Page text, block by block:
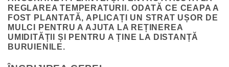
REGLAREA TEMPERATURII. ODATĂ CE CEAPA A
FOST PLANTATĂ, APLICAȚI UN STRAT UȘOR DE
MULCI PENTRU A AJUTA LA REȚINEREA
UMIDITĂȚII ȘI PENTRU A ȚINE LA DISTANȚĂ
BURUIENILE.